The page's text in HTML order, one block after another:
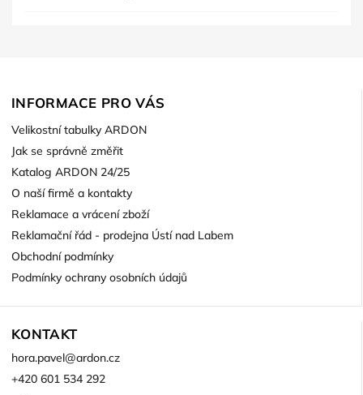
INFORMACE PRO VÁS
Velikostní tabulky ARDON
Jak se správně změřit
Katalog ARDON 24/25
O naší firmě a kontakty
Reklamace a vrácení zboží
Reklamační řád - prodejna Ústí nad Labem
Obchodní podmínky
Podmínky ochrany osobních údajů
KONTAKT
hora.pavel@ardon.cz
+420 601 534 292